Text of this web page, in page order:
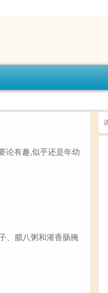
论有趣,似乎还是年幼
、腊八粥和灌香肠腌